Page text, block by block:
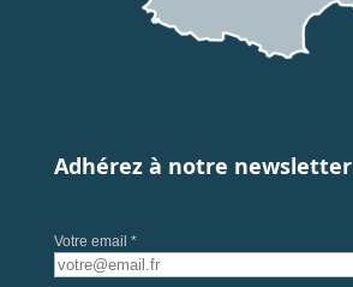
Adhérez à notre newsletter
Votre email *